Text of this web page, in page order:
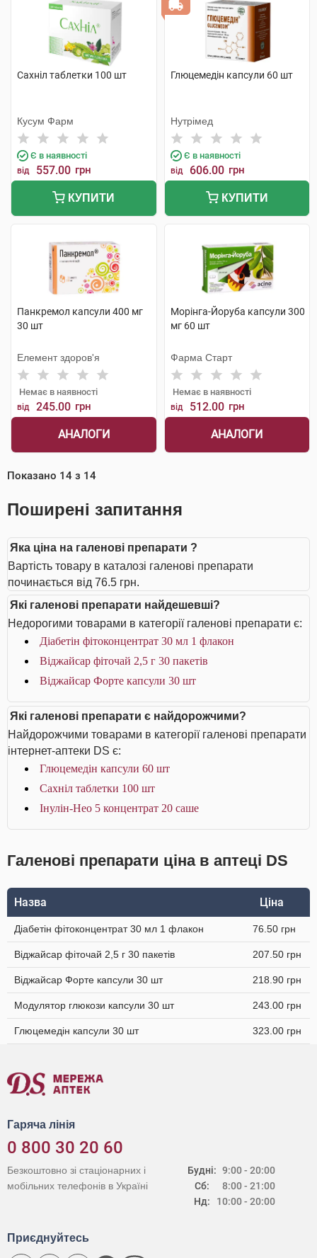
Сахніл таблетки 100 шт
Кусум Фарм
Є в наявності
від 557.00 грн
КУПИТИ
Глюцемедін капсули 60 шт
Нутрімед
Є в наявності
від 606.00 грн
КУПИТИ
Панкремол капсули 400 мг
30 шт
Елемент здоров'я
Немає в наявності
від 245.00 грн
АНАЛОГИ
Морінга-Йоруба капсули 300
мг 60 шт
Фарма Старт
Немає в наявності
від 512.00 грн
АНАЛОГИ
Показано 14 з 14
Поширені запитання
Яка ціна на галенові препарати ?
Вартість товару в каталозі галенові препарати
починається від 76.5 грн.
Які галенові препарати найдешевші?
Недорогими товарами в категорії галенові препарати є:
Діабетін фітоконцентрат 30 мл 1 флакон
Віджайсар фіточай 2,5 г 30 пакетів
Віджайсар Форте капсули 30 шт
Які галенові препарати є найдорожчими?
Найдорожчими товарами в категорії галенові препарати
інтернет-аптеки DS є:
Глюцемедін капсули 60 шт
Сахніл таблетки 100 шт
Інулін-Нео 5 концентрат 20 саше
Галенові препарати ціна в аптеці DS
Назва Ціна
Діабетін фітоконцентрат 30 мл 1 флакон 76.50 грн
Віджайсар фіточай 2,5 г 30 пакетів 207.50 грн
Віджайсар Форте капсули 30 шт 218.90 грн
Модулятор глюкози капсули 30 шт 243.00 грн
Глюцемедін капсули 30 шт 323.00 грн
Гаряча лінія
0 800 30 20 60
Будні:
Сб:
Нд:
9:00 - 20:00
8:00 - 21:00
10:00 - 20:00
Безкоштовно зі стаціонарних і
мобільних телефонів в Україні
Приєднуйтесь